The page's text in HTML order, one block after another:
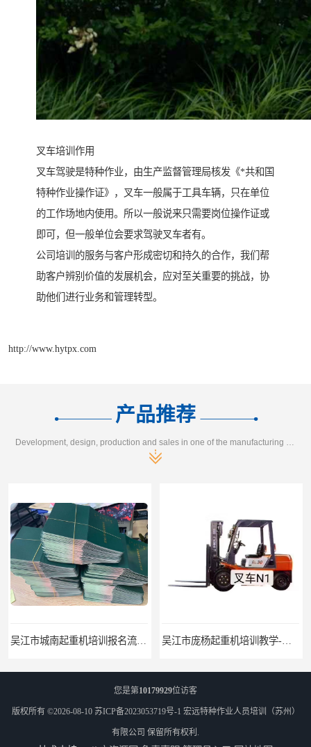
叉车培训作用
叉车驾驶是特种作业，由生产监督管理局核发《*共和国
特种作业操作证》，叉车一般属于工具车辆，只在单位
的工作场地内使用。所以一般说来只需要岗位操作证或
即可，但一般单位会要求驾驶叉车者有。
公司培训的服务与客户形成密切和持久的合作，我们帮
助客户辨别价值的发展机会，应对至关重要的挑战，协
助他们进行业务和管理转型。
http://www.hytpx.com
产品推荐
Development, design, production and sales in one of the manufacturing enterprises
您是第10179929位访客
版权所有 ©2026-08-10 苏ICP备2023053719号-1 宏远特种作业人员培训（苏州）
有限公司 保留所有权利.